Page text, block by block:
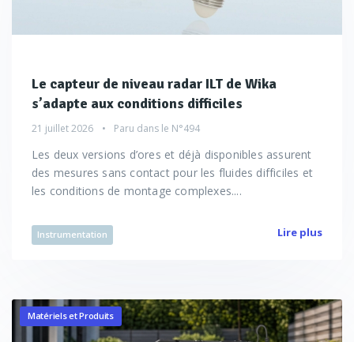
Le capteur de niveau radar ILT de Wika
s’adapte aux conditions difficiles
21 juillet 2026 Paru dans le N°494
Les deux versions d’ores et déjà disponibles assurent
des mesures sans contact pour les fluides difficiles et
les conditions de montage complexes....
Instrumentation Lire plus
Matériels et Produits